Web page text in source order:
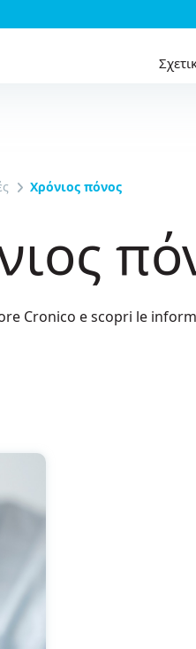
Χρόνιος πόνος
Cronico e scopri le